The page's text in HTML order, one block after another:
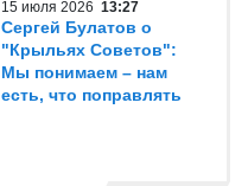
15 июля 2026 13:27
Сергей Булатов о
"Крыльях Советов":
Мы понимаем – нам
есть, что поправлять